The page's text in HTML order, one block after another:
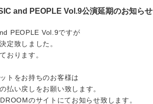
and PEOPLE Vol.9公演延期のお知らせ
PEOPLE Vol.9ですが
定致しました。
おります。
トをお持ちのお客様は
払い戻しをお願い致します。
のサイトにてお知らせ致します。